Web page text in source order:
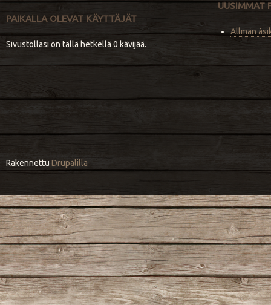
PAIKALLA OLEVAT KÄYTTÄJÄT
Sivustollasi on tällä hetkellä 0 kävijää.
UUSIMMAT
Allmän
RakennettuDrupalilla